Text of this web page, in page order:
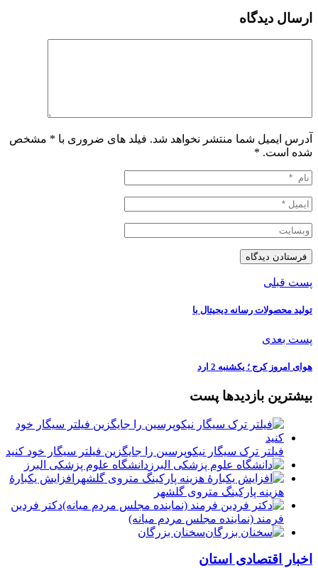
ارسال دیدگاه
آدرس ایمیل شما منتشر نخواهد شد. فیلد های ضروری با * مشخص
شده است. *
پست قبلی
تولید محصولات رسانه دیجیتال با
پست بعدی
هوای امروز کرج ؛ یکشنبه 2 ارد
بیشترین بازدیدها پست
فیلتر ترک سیگار نیکوپرسین را جایگزین فیلتر سیگار خود کنید
دانشگاه علوم پزشکی البرز
افزایش یکبارۀ
هزینه پارکینگ متروی گلشهر
دكتر فردين
فرمند (نماينده مجلس مردم میانه)
سخنان بزرگان
اخبار اقتصادی استان